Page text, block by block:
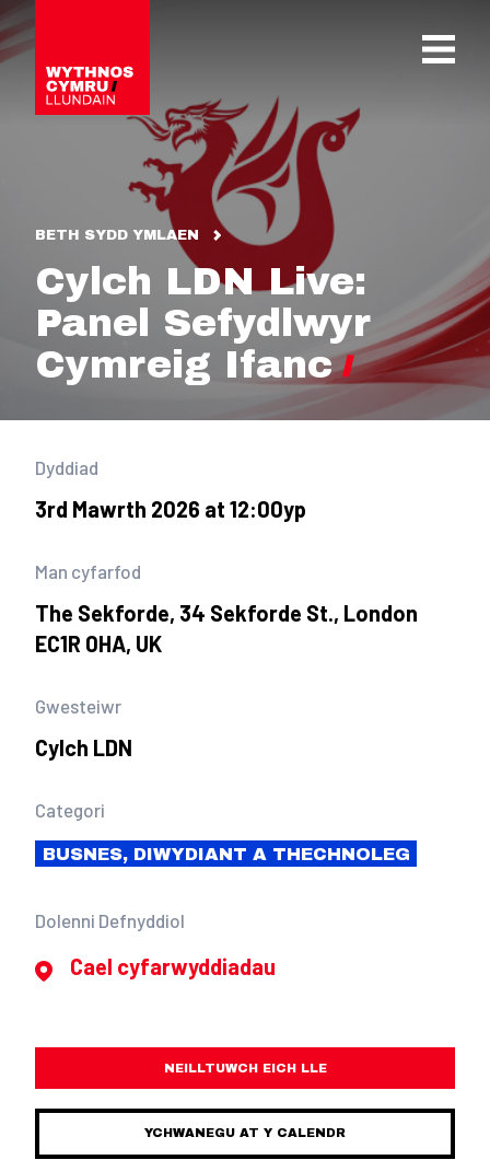
OPEN
BETH SYDD YMLAEN
Cylch LDN Live:
Panel Sefydlwyr
Cymreig Ifanc
Dyddiad
3rd Mawrth 2026 at 12:00yp
Man cyfarfod
The Sekforde, 34 Sekforde St., London
EC1R 0HA, UK
Gwesteiwr
Cylch LDN
Categori
BUSNES, DIWYDIANT A THECHNOLEG
Dolenni Defnyddiol
Cael cyfarwyddiadau
NEILLTUWCH EICH LLE
YCHWANEGU AT Y CALENDR